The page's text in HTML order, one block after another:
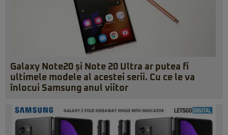
Galaxy Note20 și Note 20 Ultra ar putea fi
ultimele modele al acestei serii. Cu ce le va
înlocui Samsung anul viitor